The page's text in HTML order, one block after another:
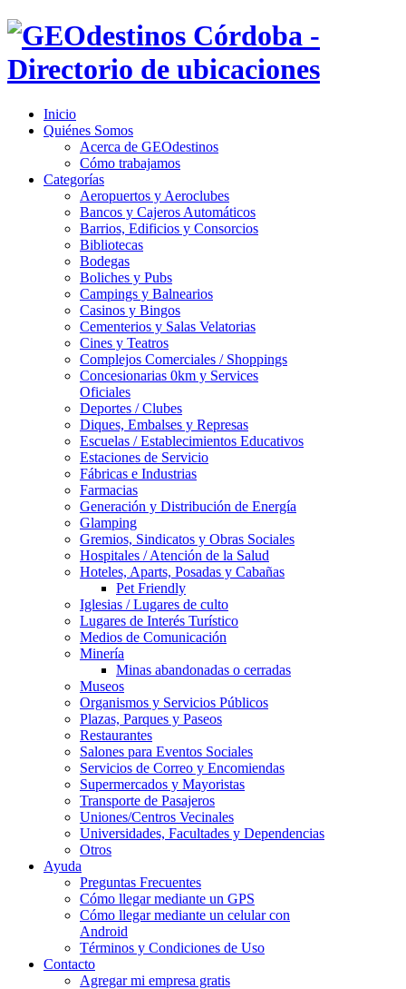
Inicio
Quiénes Somos
Acerca de GEOdestinos
Cómo trabajamos
Categorías
Aeropuertos y Aeroclubes
Bancos y Cajeros Automáticos
Barrios, Edificios y Consorcios
Bibliotecas
Bodegas
Boliches y Pubs
Campings y Balnearios
Casinos y Bingos
Cementerios y Salas Velatorias
Cines y Teatros
Complejos Comerciales / Shoppings
Concesionarias 0km y Services
Oficiales
Deportes / Clubes
Diques, Embalses y Represas
Escuelas / Establecimientos Educativos
Estaciones de Servicio
Fábricas e Industrias
Farmacias
Generación y Distribución de Energía
Glamping
Gremios, Sindicatos y Obras Sociales
Hospitales / Atención de la Salud
Hoteles, Aparts, Posadas y Cabañas
Pet Friendly
Iglesias / Lugares de culto
Lugares de Interés Turístico
Medios de Comunicación
Minería
Minas abandonadas o cerradas
Museos
Organismos y Servicios Públicos
Plazas, Parques y Paseos
Restaurantes
Salones para Eventos Sociales
Servicios de Correo y Encomiendas
Supermercados y Mayoristas
Transporte de Pasajeros
Uniones/Centros Vecinales
Universidades, Facultades y Dependencias
Otros
Ayuda
Preguntas Frecuentes
Cómo llegar mediante un GPS
Cómo llegar mediante un celular con
Android
Términos y Condiciones de Uso
Contacto
Agregar mi empresa gratis